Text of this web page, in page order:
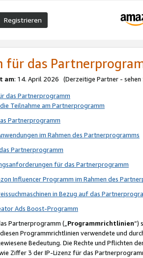
Registrieren
für das
am: 14. April 2026 (Derzeitige Partner - sehen
das Partnerprogramm
Teilnahme am Partnerprogramm
Partnerprogramm
im Rahmen des Partnerprogramms
Partnerprogramm
für das Partnerprogramm
Influencer Programm im Rahmen des
in Bezug auf das
Ads Boost-Programm
Partnerprogramm („Programmrichtlinien“)
Programmrichtlinien verwendete und
Bedeutung. Die Rechte und Pflichten
Ziffer 3 der IP-Lizenz für das